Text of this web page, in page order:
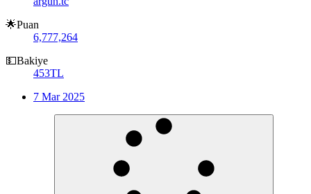
🌟Puan
6,777,264
💵Bakiye
453TL
7 Mar 2025